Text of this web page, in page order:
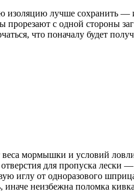
лучше сохранить —
с одной стороны
что поначалу будет
мормышки и условий
для пропуска
иглу от одноразового
неизбежна поломка